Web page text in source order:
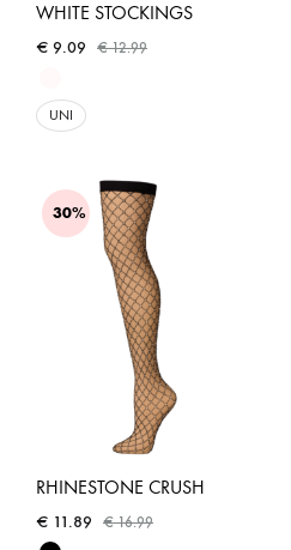
WHITE STOCKINGS
€ 9.09 €12.99
UNI
30%
RHINESTONE CRUSH
€ 11.89 €16.99